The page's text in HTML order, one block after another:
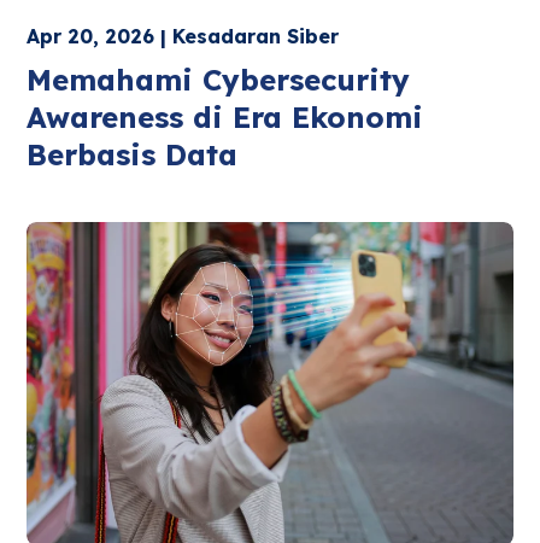
Apr 20, 2026 | Kesadaran Siber
Memahami Cybersecurity
Awareness di Era Ekonomi
Berbasis Data